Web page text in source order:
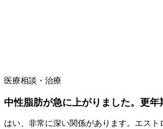
医療相談・治療
中性脂肪が急に上がりました。更年
はい、非常に深い関係があります。エス